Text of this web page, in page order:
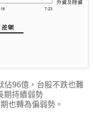
佔96億，台股不跌也難
期持續弱勢
也轉為偏弱勢。